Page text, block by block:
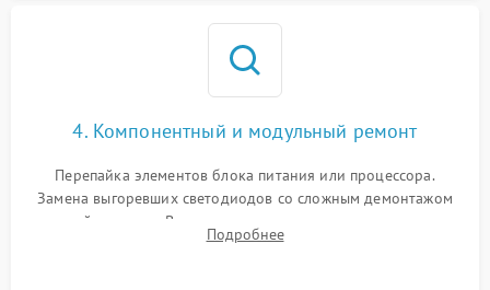
4. Компонентный и модульный ремонт
Перепайка элементов блока питания или процессора.
Замена выгоревших светодиодов со сложным демонтажом
хрупкой матрицы. Восстановление поврежденных дорожек,
прошивка микросхем памяти EEPROM
Подробнее